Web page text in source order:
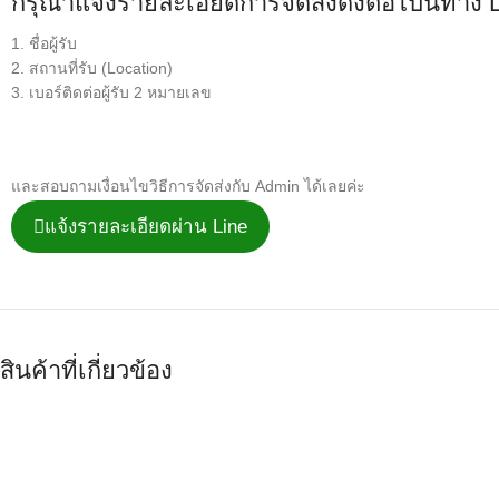
1. ชื่อผู้รับ
2. สถานที่รับ (Location)
3. เบอร์ติดต่อผู้รับ 2 หมายเลข
และสอบถามเงื่อนไขวิธีการจัดส่งกับ Admin ได้เลยค่ะ
แจ้งรายละเอียดผ่าน Line
สินค้าที่เกี่ยวข้อง